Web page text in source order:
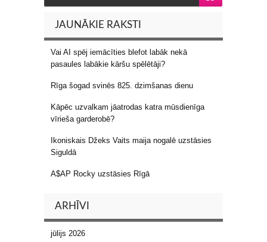
JAUNĀKIE RAKSTI
Vai AI spēj iemācīties blefot labāk nekā
pasaules labākie kāršu spēlētāji?
Rīga šogad svinēs 825. dzimšanas dienu
Kāpēc uzvalkam jāatrodas katra mūsdienīga
vīrieša garderobē?
Ikoniskais Džeks Vaits maija nogalē uzstāsies
Siguldā
A$AP Rocky uzstāsies Rīgā
ARHĪVI
jūlijs 2026